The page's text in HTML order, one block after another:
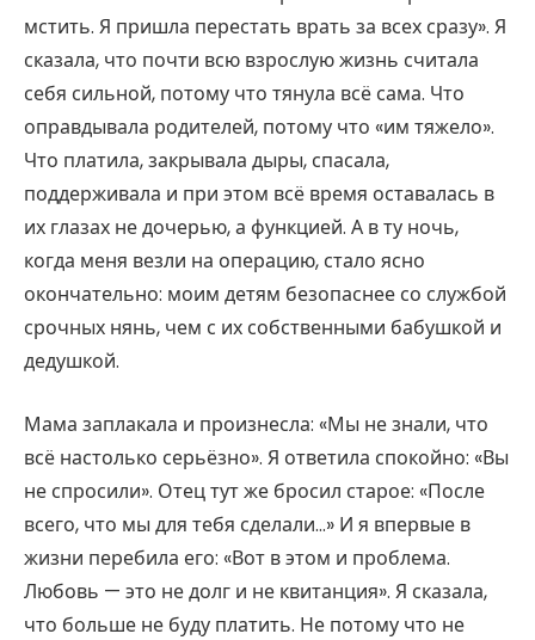
мстить. Я пришла перестать врать за всех сразу». Я
сказала, что почти всю взрослую жизнь считала
себя сильной, потому что тянула всё сама. Что
оправдывала родителей, потому что «им тяжело».
Что платила, закрывала дыры, спасала,
поддерживала и при этом всё время оставалась в
их глазах не дочерью, а функцией. А в ту ночь,
когда меня везли на операцию, стало ясно
окончательно: моим детям безопаснее со службой
срочных нянь, чем с их собственными бабушкой и
дедушкой.
Мама заплакала и произнесла: «Мы не знали, что
всё настолько серьёзно». Я ответила спокойно: «Вы
не спросили». Отец тут же бросил старое: «После
всего, что мы для тебя сделали…» И я впервые в
жизни перебила его: «Вот в этом и проблема.
Любовь — это не долг и не квитанция». Я сказала,
что больше не буду платить. Не потому что не